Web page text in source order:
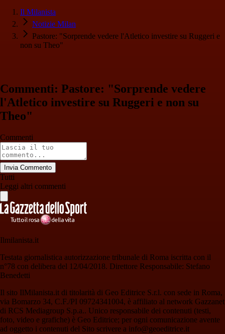
Il Milanista
Notizie Milan
Pastore: "Sorprende vedere l'Atletico investire su Ruggeri e
non su Theo"
Commenti: Pastore: "Sorprende vedere
l'Atletico investire su Ruggeri e non su
Theo"
Commenti
Invia Commento
Tutti
Leggi altri commenti
Ilmilanista.it
Testata giornalistica autorizzazione tribunale di Roma iscritta con il
n°78 con delibera del 12/04/2018. Direttore Responsabile: Stefano
Benedetti
Il sito IlMilanista.it di titolarità di Geo Editrice S.r.l. con sede in Roma,
via Bomarzo 34, C.F./PI 09724341004, è affiliato al network Gazzanet
di RCS Mediagroup S.p.a.. Unico responsabile dei contenuti (testi,
foto, video e grafiche) è Geo Editrice; per ogni comunicazione avente
ad oggetto i contenuti del Sito scrivere a info@geoeditrice.it